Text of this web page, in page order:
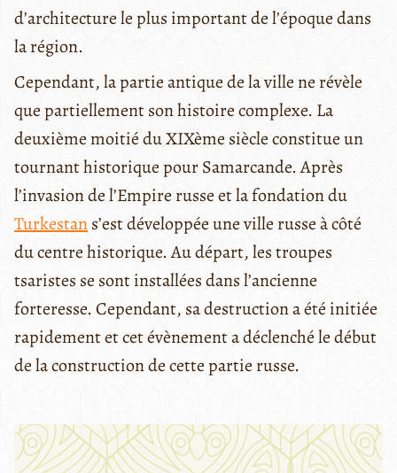
d’architecture le plus important de l’époque dans
la région.
Cependant, la partie antique de la ville ne révèle
que partiellement son histoire complexe. La
deuxième moitié du XIXème siècle constitue un
tournant historique pour Samarcande. Après
l’invasion de l’Empire russe et la fondation du
Turkestans’est développée une ville russe à côté
du centre historique. Au départ, les troupes
tsaristes se sont installées dans l’ancienne
forteresse. Cependant, sa destruction a été initiée
rapidement et cet évènement a déclenché le début
de la construction de cette partie russe.